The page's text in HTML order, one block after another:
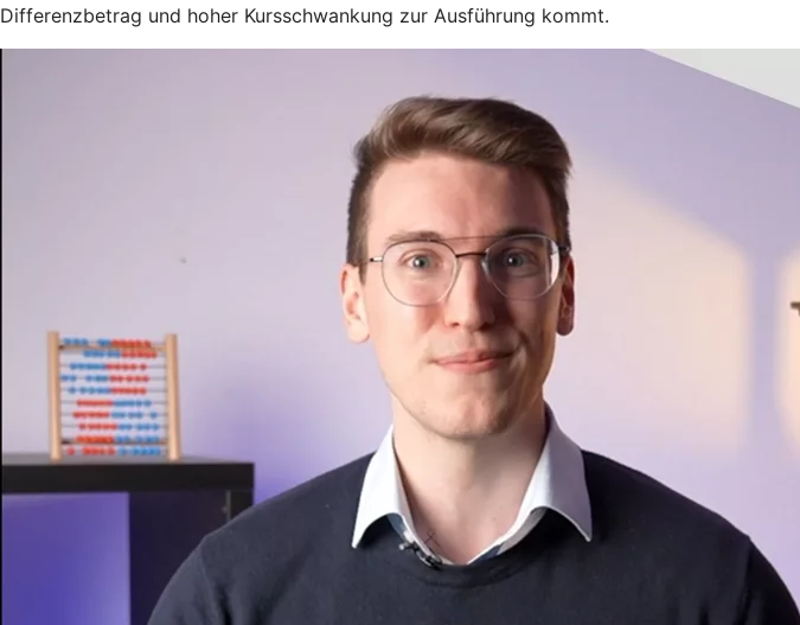
Differenzbetrag und hoher Kursschwankung zur Ausführung kommt.